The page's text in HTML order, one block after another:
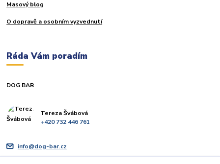
Masový blog
O dopravě a osobním vyzvednutí
Ráda Vám poradím
DOG BAR
Tereza Švábová
+420 732 446 761
info@dog-bar.cz